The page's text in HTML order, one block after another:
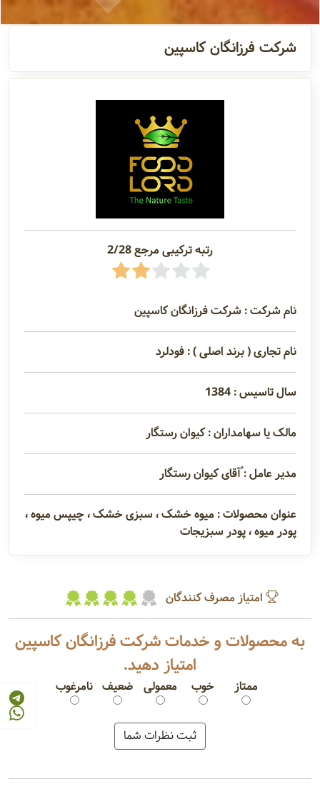
گالری
شرکت فرزانگان کاسپین
رتبه ترکیبی مرجع 2/28
نام شرکت : شرکت فرزانگان کاسپین
نام تجاری ( برند اصلی ) : فودلرد
سال تاسیس : 1384
مالک یا سهامداران : کیوان رستگار
مدیر عامل : ُآقای کیوان رستگار
عنوان محصولات : میوه خشک ، سبزی خشک ، چیپس میوه ،
پودر میوه ، پودر سبزیجات
امتیاز مصرف کنندگان
به محصولات و خدمات شرکت فرزانگان کاسپین
امتیاز دهید.
نامرغوب ضعیف معمولی خوب ممتاز